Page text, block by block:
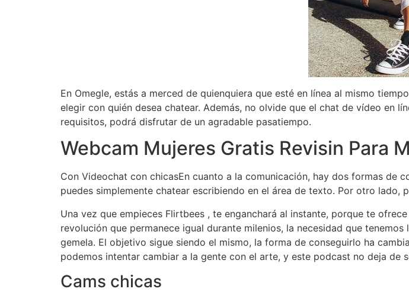
En Omegle, estás a merced de quienquiera que esté en línea al mismo
elegir con quién desea chatear. Además, no olvide que el chat de vídeo en
requisitos, podrá disfrutar de un agradable pasatiempo.
Webcam Mujeres Gratis Revisin Para
Con Videochat con chicasEn cuanto a la comunicación, hay dos formas de
puedes simplemente chatear escribiendo en el área de texto. Por otro
Una vez que empieces Flirtbees , te enganchará al instante, porque te
revolución que permanece igual durante milenios, la necesidad que
gemela. El objetivo sigue siendo el mismo, la forma de conseguirlo ha
podemos intentar cambiar a la gente con el arte, y este podcast no deja de
Cams chicas